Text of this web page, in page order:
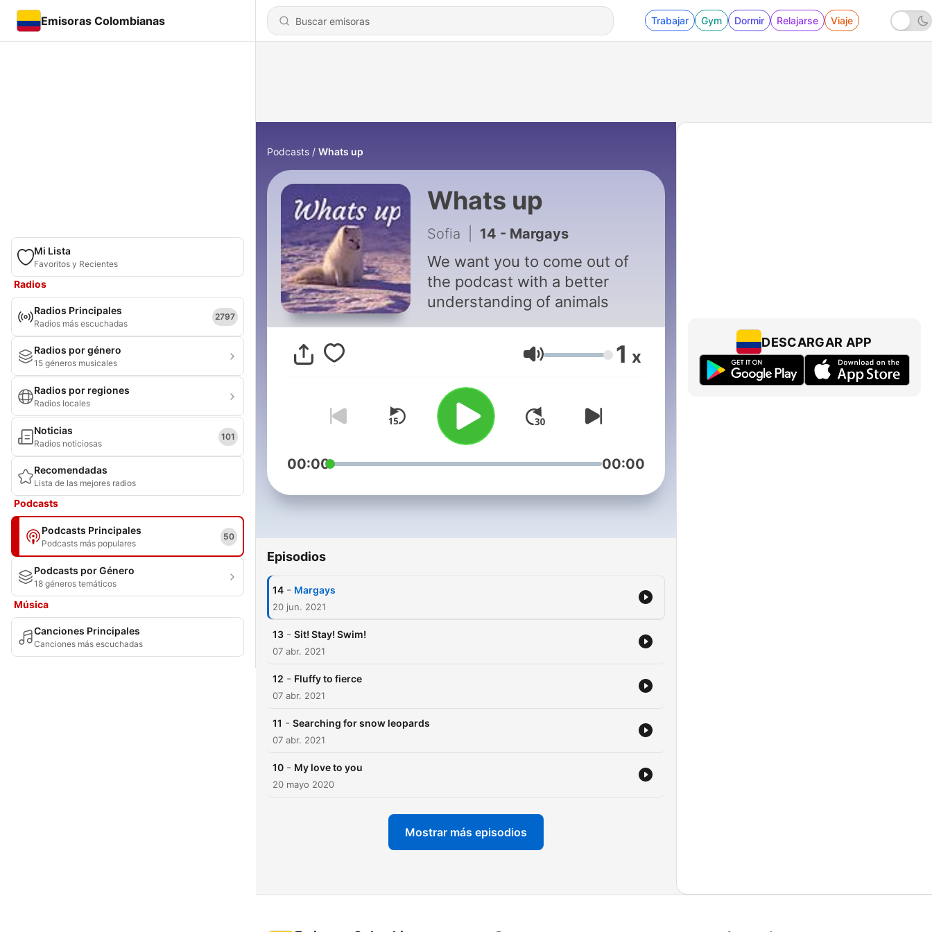
Emisoras Colombianas Trabajar Gym Dormir Relajarse Viaje
Mi Lista
Favoritos y Recientes
Radios
Radios Principales
Radios más escuchadas
2797
Radios por género
15 géneros musicales
Radios por regiones
Radios locales
Noticias
Radios noticiosas
101
Recomendadas
Lista de las mejores radios
Podcasts
Podcasts Principales
Podcasts más populares
50
Podcasts por Género
18 géneros temáticos
Música
Canciones Principales
Canciones más escuchadas
Podcasts Whats up
Whats up
Sofia 14 - Margays
We want you to come out of
the podcast with a better
understanding of animals
Volumen 1 x
00:00 00:00
Episodios
14 - Margays
20 jun. 2021
13 - Sit! Stay! Swim!
07 abr. 2021
12 - Fluffy to fierce
07 abr. 2021
11 - Searching for snow leopards
07 abr. 2021
10 - My love to you
20 mayo 2020
Mostrar más episodios
DESCARGAR APP